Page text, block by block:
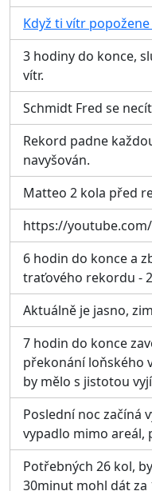
Když ti vítr
3 hodiny do konce,
vítr.
Schmidt Fred se
Rekord padne
navyšován.
Matteo 2 kola před
https://
6 hodin do konce a
traťového rekordu -
Aktuálně je jasno,
7 hodin do konce
překonání loňského
by mělo s jistotou
Poslední noc začíná
vypadlo mimo areál,
Potřebných 26 kol,
30minut mohl dát za